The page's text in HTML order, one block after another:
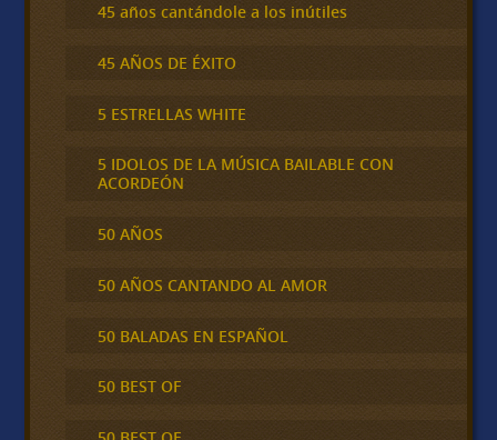
45 años cantándole a los inútiles
45 AÑOS DE ÉXITO
5 ESTRELLAS WHITE
5 IDOLOS DE LA MÚSICA BAILABLE CON
ACORDEÓN
50 AÑOS
50 AÑOS CANTANDO AL AMOR
50 BALADAS EN ESPAÑOL
50 BEST OF